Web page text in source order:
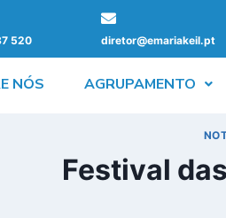
520 diretor@emariakeil.pt
NÓS AGRUPAMENTO
Festival